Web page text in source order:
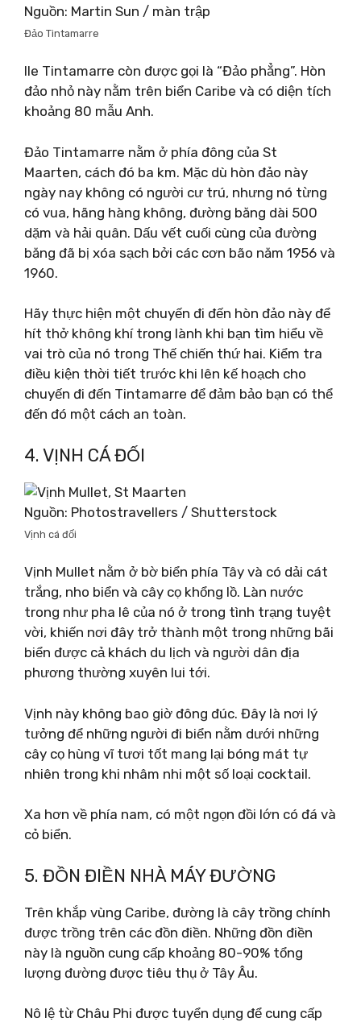
Nguồn: Martin Sun / màn trập
Đảo Tintamarre
Ile Tintamarre còn được gọi là “Đảo phẳng”. Hòn
đảo nhỏ này nằm trên biển Caribe và có diện tích
khoảng 80 mẫu Anh.
Đảo Tintamarre nằm ở phía đông của St
Maarten, cách đó ba km. Mặc dù hòn đảo này
ngày nay không có người cư trú, nhưng nó từng
có vua, hãng hàng không, đường băng dài 500
dặm và hải quân. Dấu vết cuối cùng của đường
băng đã bị xóa sạch bởi các cơn bão năm 1956 và
1960.
Hãy thực hiện một chuyến đi đến hòn đảo này để
hít thở không khí trong lành khi bạn tìm hiểu về
vai trò của nó trong Thế chiến thứ hai. Kiểm tra
điều kiện thời tiết trước khi lên kế hoạch cho
chuyến đi đến Tintamarre để đảm bảo bạn có thể
đến đó một cách an toàn.
4. VỊNH CÁ ĐỐI
Nguồn: Photostravellers / Shutterstock
Vịnh cá đối
Vịnh Mullet nằm ở bờ biển phía Tây và có dải cát
trắng, nho biển và cây cọ khổng lồ. Làn nước
trong như pha lê của nó ở trong tình trạng tuyệt
vời, khiến nơi đây trở thành một trong những bãi
biển được cả khách du lịch và người dân địa
phương thường xuyên lui tới.
Vịnh này không bao giờ đông đúc. Đây là nơi lý
tưởng để những người đi biển nằm dưới những
cây cọ hùng vĩ tươi tốt mang lại bóng mát tự
nhiên trong khi nhâm nhi một số loại cocktail.
Xa hơn về phía nam, có một ngọn đồi lớn có đá và
cỏ biển.
5. ĐỒN ĐIỀN NHÀ MÁY ĐƯỜNG
Trên khắp vùng Caribe, đường là cây trồng chính
được trồng trên các đồn điền. Những đồn điền
này là nguồn cung cấp khoảng 80-90% tổng
lượng đường được tiêu thụ ở Tây Âu.
Nô lệ từ Châu Phi được tuyển dụng để cung cấp